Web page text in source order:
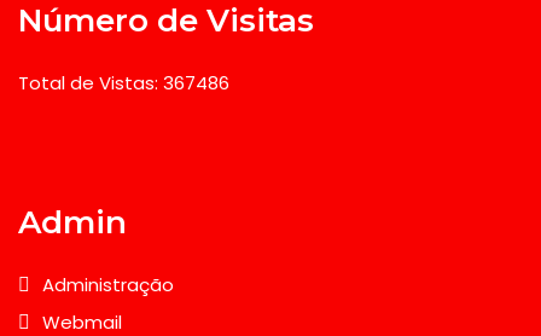
Número de Visitas
Total de Vistas: 367486
Admin
Administração
Webmail